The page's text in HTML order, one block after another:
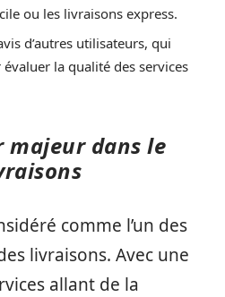
ou les livraisons express.
d’autres utilisateurs, qui
la qualité des services
majeur dans le
comme l’un des
livraisons. Avec une
allant de la